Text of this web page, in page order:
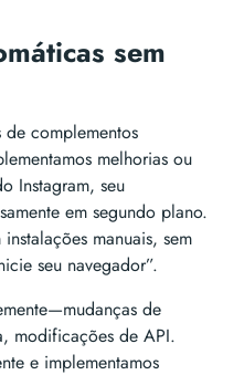
sem
complementos
melhorias ou
Instagram, seu
em segundo plano.
manuais, sem
seu navegador”.
de
modificações de API.
e implementamos